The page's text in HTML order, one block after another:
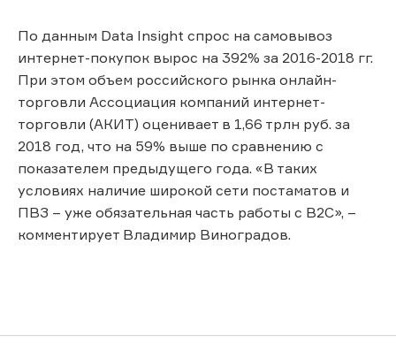
По данным Data Insight спрос на самовывоз
интернет-покупок вырос на 392% за 2016-2018 гг.
При этом объем российского рынка онлайн-
торговли Ассоциация компаний интернет-
торговли (АКИТ) оценивает в 1,66 трлн руб. за
2018 год, что на 59% выше по сравнению с
показателем предыдущего года. «В таких
условиях наличие широкой сети постаматов и
ПВЗ – уже обязательная часть работы с В2С», –
комментирует Владимир Виноградов.